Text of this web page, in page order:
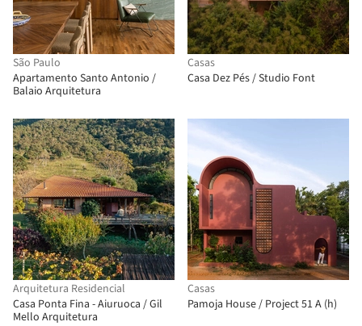
São Paulo
Apartamento Santo Antonio /
Balaio Arquitetura
Casas
Casa Dez Pés / Studio Font
Arquitetura Residencial
Casa Ponta Fina - Aiuruoca / Gil
Mello Arquitetura
Casas
Pamoja House / Project 51 A (h)